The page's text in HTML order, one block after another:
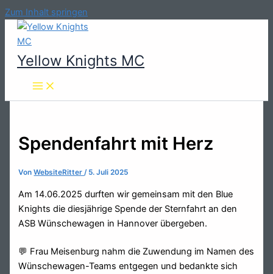
Zum Inhalt springen
Yellow Knights MC
Spendenfahrt mit Herz
VonWebsiteRitter/ 5. Juli 2025
Am 14.06.2025 durften wir gemeinsam mit den Blue
Knights die diesjährige Spende der Sternfahrt an den
ASB Wünschewagen in Hannover übergeben.
💬 Frau Meisenburg nahm die Zuwendung im Namen des
Wünschewagen-Teams entgegen und bedankte sich